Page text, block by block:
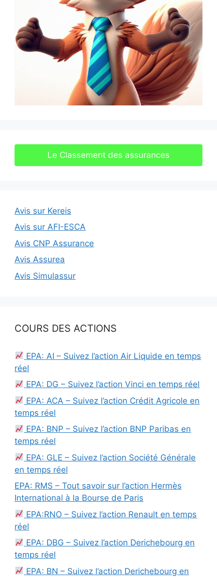
Le Classement des assurances
Avis sur Kereis
Avis sur AFI-ESCA
Avis CNP Assurance
Avis Assurea
Avis Simulassur
COURS DES ACTIONS
EPA: AI – Suivez l’action Air Liquide en temps
réel
EPA: DG – Suivez l’action Vinci en temps réel
EPA: ACA – Suivez l’action Crédit Agricole en
temps réel
EPA: BNP – Suivez l’action BNP Paribas en
temps réel
EPA: GLE – Suivez l’action Société Générale
en temps réel
EPA: RMS – Tout savoir sur l’action Hermès
International à la Bourse de Paris
EPA:RNO – Suivez l’action Renault en temps
réel
EPA: DBG – Suivez l’action Derichebourg en
temps réel
EPA: BN – Suivez l’action Derichebourg en